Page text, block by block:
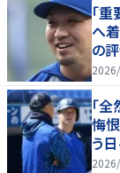
「
へ
の
「
悔
う